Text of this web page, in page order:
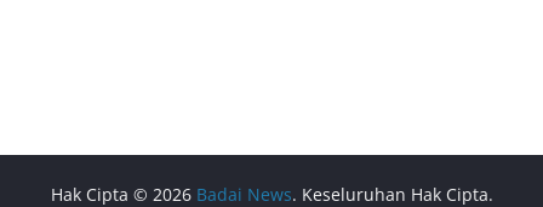
Hak Cipta © 2026 Badai News. Keseluruhan Hak Cipta.